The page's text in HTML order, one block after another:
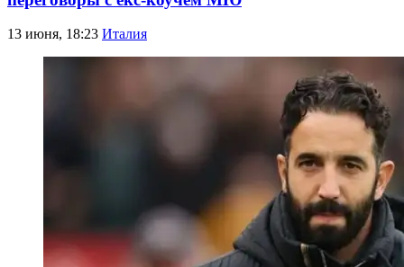
13 июня, 18:23 Италия